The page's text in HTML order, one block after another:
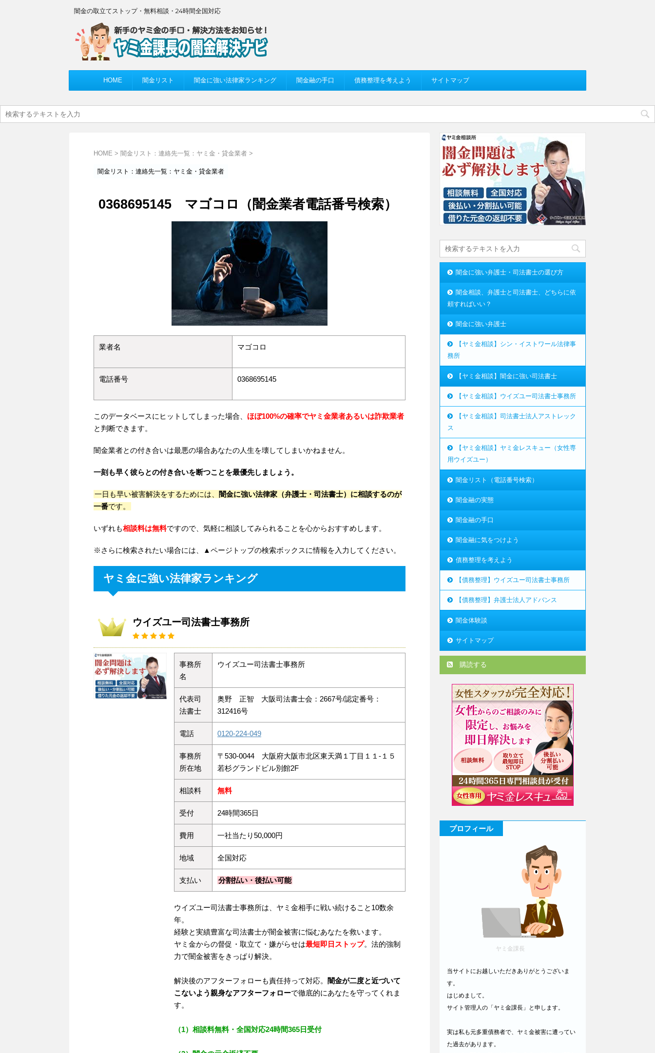
闇金の取立てストップ・無料相談・24時間全国対応
HOME 闇金リスト 闇金に強い法律家ランキング 闇金融の手口 債務整理を考えよう サイトマップ
HOME > 闇金リスト：連絡先一覧：ヤミ金・貸金業者 >
闇金リスト：連絡先一覧：ヤミ金・貸金業者
0368695145 マゴコロ（闇金業者電話番号検索）
業者名 マゴコロ
電話番号 0368695145
このデータベースにヒットしてしまった場合、 ほぼ100%の確率でヤミ金業者あるいは詐欺業者
と判断できます。
闇金業者との付き合いは最悪の場合あなたの人生を壊してしまいかねません。
一刻も早く彼らとの付き合いを断つことを最優先しましょう。
一日も早い被害解決をするためには、
闇金に強い法律家（弁護士・司法書士）に相談するのが
一番です。
いずれも相談料は無料ですので、気軽に相談してみられることを心からおすすめします。
※さらに検索されたい場合には、▲ページトップの検索ボックスに情報を入力してください。
ヤミ金に強い法律家ランキング
ウイズユー司法書士事務所
事務所
名
ウイズユー司法書士事務所
代表司
法書士
奥野 正智 大阪司法書士会：2667号/認定番号：
312416号
電話 0120-224-049
事務所
所在地
〒530-0044 大阪府大阪市北区東天満１丁目１１-１５
若杉グランドビル別館2F
相談料 無料
受付 24時間365日
費用 一社当たり50,000円
地域 全国対応
支払い 分割払い・後払い可能
ウイズユー司法書士事務所は、ヤミ金相手に戦い続けること10数余
年。
経験と実績豊富な司法書士が闇金被害に悩むあなたを救います。
ヤミ金からの督促・取立て・嫌がらせは最短即日ストップ。法的強制
力で闇金被害をきっぱり解決。
解決後のアフターフォローも責任持って対応。
闇金が二度と近づいて
こないよう親身なアフターフォローで徹底的にあなたを守ってくれま
す。
（1）相談料無料・全国対応24時間365日受付
闇金に強い弁護士・司法書士の選び方
闇金相談、弁護士と司法書士、どちらに依
頼すればいい？
闇金に強い弁護士
【ヤミ金相談】シン・イストワール法律事
務所
【ヤミ金相談】闇金に強い司法書士
【ヤミ金相談】ウイズユー司法書士事務所
【ヤミ金相談】司法書士法人アストレック
ス
【ヤミ金相談】ヤミ金レスキュー（女性専
用ウイズユー）
闇金リスト（電話番号検索）
闇金融の実態
闇金融の手口
闇金融に気をつけよう
債務整理を考えよう
【債務整理】ウイズユー司法書士事務所
【債務整理】弁護士法人アドバンス
闇金体験談
サイトマップ
購読する
プロフィール
ヤミ金課長
当サイトにお越しいただきありがとうございま
す。
はじめまして。
サイト管理人の「ヤミ金課長」と申します。
実は私も元多重債務者で、ヤミ金被害に遭ってい
た過去があります。